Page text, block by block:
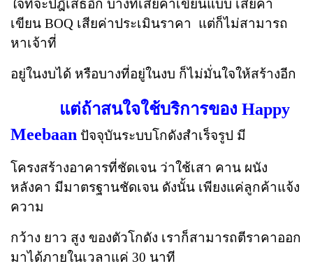
ใจที่จะปฎิเสธอีก บางทีเสียค่าเขียนแบบ เสียค่า
เขียน BOQ เสียค่าประเมินราคา แต่ก็ไม่สามารถ
หาเจ้าที่
อยู่ในงบได้ หรือบางที่อยู่ในงบ ก็ไม่มั่นใจให้สร้างอีก
แต่ถ้าสนใจใช้บริการของ Happy
Meebaan ปัจจุบันระบบโกดังสำเร็จรูป มี
โครงสร้างอาคารที่ชัดเจน ว่าใช้เสา คาน ผนัง
หลังคา มีมาตรฐานชัดเจน ดังนั้น เพียงแค่ลูกค้าแจ้ง
ความ
กว้าง ยาว สูง ของตัวโกดัง เราก็สามารถตีราคาออก
มาได้ภายในเวลาแค่ 30 นาที